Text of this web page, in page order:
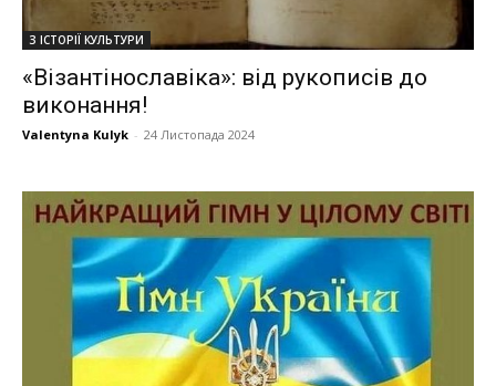
З ІСТОРІЇ КУЛЬТУРИ
«Візантінославіка»: від рукописів до
виконання!
Valentyna Kulyk - 24 Листопада 2024